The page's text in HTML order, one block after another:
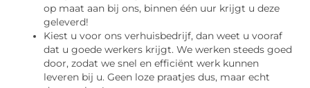
op maat aan bij ons, binnen één uur krijgt u deze
geleverd!
Kiest u voor ons verhuisbedrijf, dan weet u vooraf
dat u goede werkers krijgt. We werken steeds goed
door, zodat we snel en efficiënt werk kunnen
leveren bij u. Geen loze praatjes dus, maar echt